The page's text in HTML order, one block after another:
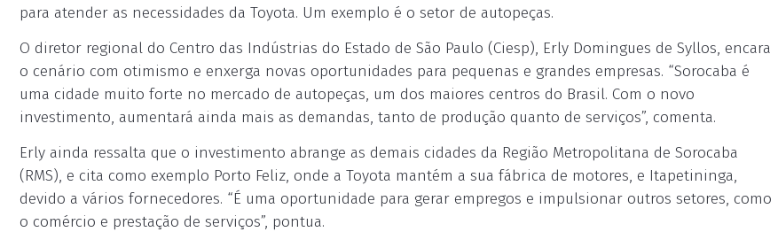
para atender as necessidades da Toyota. Um exemplo é o setor de autopeças.
O diretor regional do Centro das Indústrias do Estado de São Paulo (Ciesp), Erly Domingues de Syllos, encara
o cenário com otimismo e enxerga novas oportunidades para pequenas e grandes empresas. “Sorocaba é
uma cidade muito forte no mercado de autopeças, um dos maiores centros do Brasil. Com o novo
investimento, aumentará ainda mais as demandas, tanto de produção quanto de serviços”, comenta.
Erly ainda ressalta que o investimento abrange as demais cidades da Região Metropolitana de Sorocaba
(RMS), e cita como exemplo Porto Feliz, onde a Toyota mantém a sua fábrica de motores, e Itapetininga,
devido a vários fornecedores. “É uma oportunidade para gerar empregos e impulsionar outros setores, como
o comércio e prestação de serviços”, pontua.